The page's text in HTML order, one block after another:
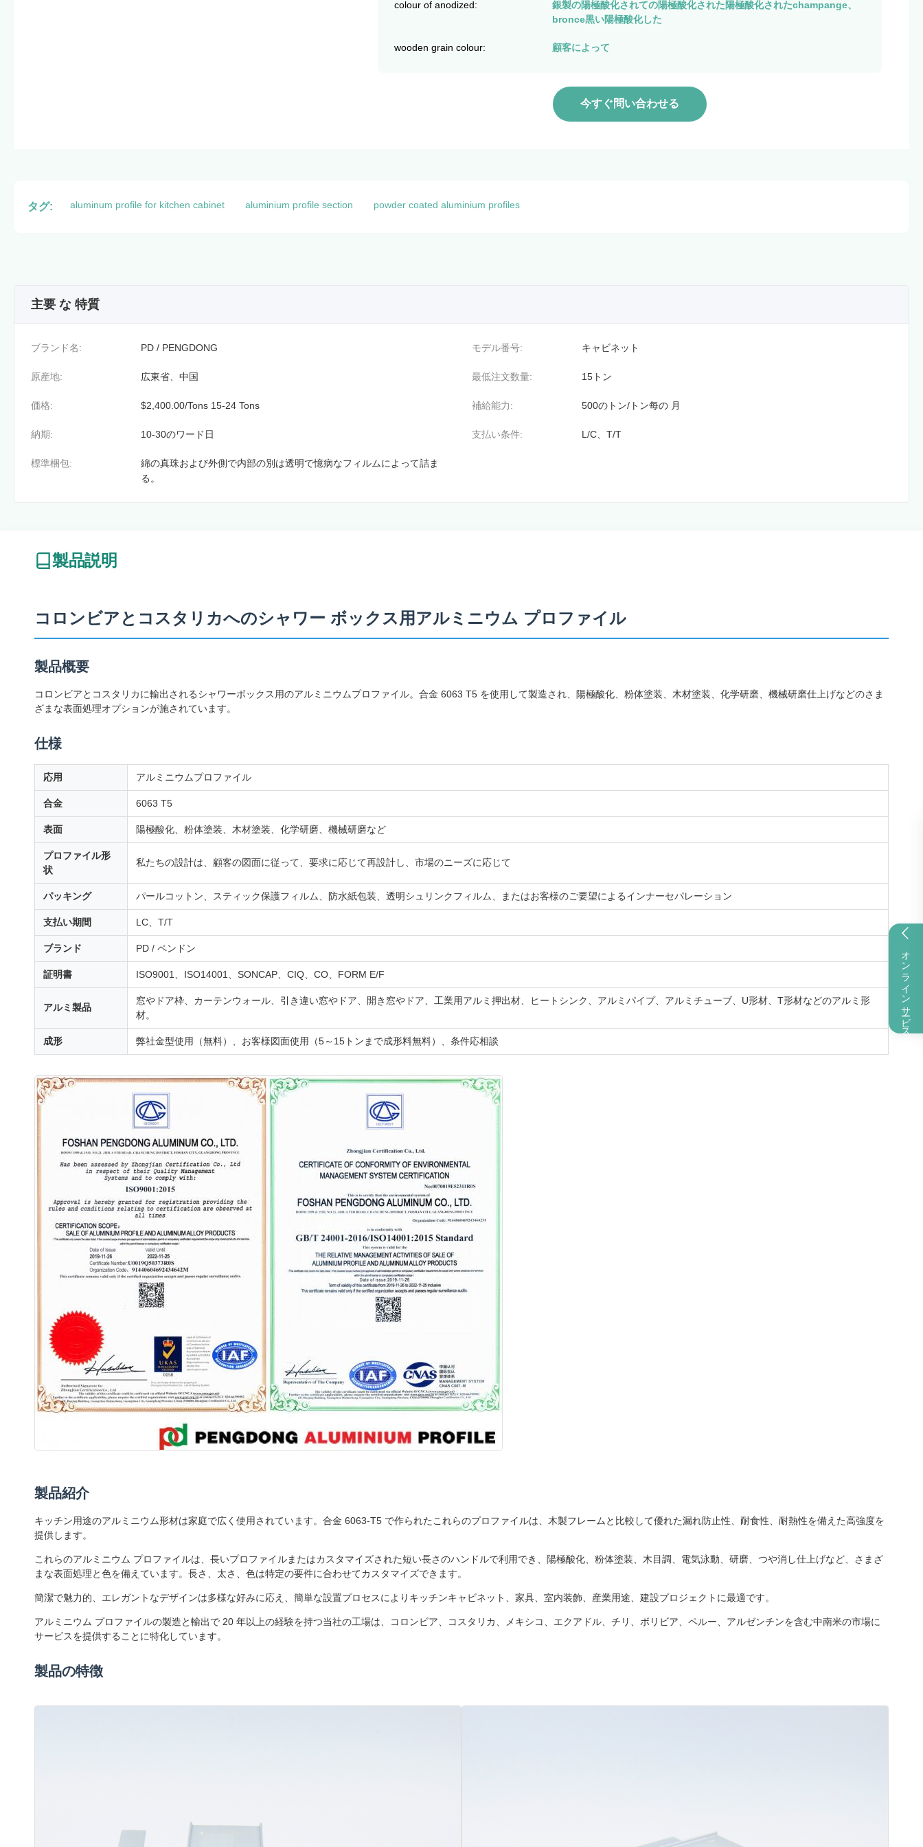
オンラインサービス
colour of anodized:
銀製の陽極酸化されての陽極酸化された陽極酸化されたchampange、
bronce黒い陽極酸化した
wooden grain colour: 顧客によって
今すぐ問い合わせる
タグ: aluminum profile for kitchen cabinet aluminium profile section powder coated aluminium profiles
主要 な 特質
ブランド名: PD / PENGDONG モデル番号: キャビネット
原産地: 広東省、中国 最低注文数量: 15トン
価格: $2,400.00/Tons 15-24 Tons 補給能力: 500のトン/トン每の 月
納期: 10-30のワード日 支払い条件: L/C、T/T
標準梱包:
綿の真珠および外側で内部の別は透明で憶病なフィルムによって詰ま
る。
製品説明
コロンビアとコスタリカへのシャワー ボックス用アルミニウム プロファイル
製品概要
コロンビアとコスタリカに輸出されるシャワーボックス用のアルミニウムプロファイル。合金 6063 T5 を使用して製造され、陽極酸化、粉体塗装、木材塗装、化学研磨、機械研磨仕上げなどのさま
ざまな表面処理オプションが施されています。
仕様
応用 アルミニウムプロファイル
合金 6063 T5
表面 陽極酸化、粉体塗装、木材塗装、化学研磨、機械研磨など
プロファイル形
状
私たちの設計は、顧客の図面に従って、要求に応じて再設計し、市場のニーズに応じて
パッキング パールコットン、スティック保護フィルム、防水紙包装、透明シュリンクフィルム、またはお客様のご要望によるインナーセパレーション
支払い期間 LC、T/T
ブランド PD / ペンドン
証明書 ISO9001、ISO14001、SONCAP、CIQ、CO、FORM E/F
アルミ製品
窓やドア枠、カーテンウォール、引き違い窓やドア、開き窓やドア、工業用アルミ押出材、ヒートシンク、アルミパイプ、アルミチューブ、U形材、T形材などのアルミ形
材。
成形 弊社金型使用（無料）、お客様図面使用（5～15トンまで成形料無料）、条件応相談
製品紹介
キッチン用途のアルミニウム形材は家庭で広く使用されています。合金 6063-T5 で作られたこれらのプロファイルは、木製フレームと比較して優れた漏れ防止性、耐食性、耐熱性を備えた高強度を
提供します。
これらのアルミニウム プロファイルは、長いプロファイルまたはカスタマイズされた短い長さのハンドルで利用でき、陽極酸化、粉体塗装、木目調、電気泳動、研磨、つや消し仕上げなど、さまざ
まな表面処理と色を備えています。長さ、太さ、色は特定の要件に合わせてカスタマイズできます。
簡潔で魅力的、エレガントなデザインは多様な好みに応え、簡単な設置プロセスによりキッチンキャビネット、家具、室内装飾、産業用途、建設プロジェクトに最適です。
アルミニウム プロファイルの製造と輸出で 20 年以上の経験を持つ当社の工場は、コロンビア、コスタリカ、メキシコ、エクアドル、チリ、ボリビア、ペルー、アルゼンチンを含む中南米の市場に
サービスを提供することに特化しています。
製品の特徴